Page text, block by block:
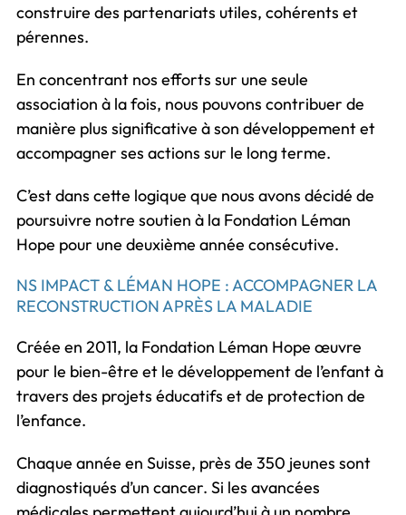
construire des partenariats utiles, cohérents et
pérennes.
En concentrant nos efforts sur une seule
association à la fois, nous pouvons contribuer de
manière plus significative à son développement et
accompagner ses actions sur le long terme.
C’est dans cette logique que nous avons décidé de
poursuivre notre soutien à la Fondation Léman
Hope pour une deuxième année consécutive.
NS IMPACT & LÉMAN HOPE : ACCOMPAGNER LA
RECONSTRUCTION APRÈS LA MALADIE
Créée en 2011, la Fondation Léman Hope œuvre
pour le bien-être et le développement de l’enfant à
travers des projets éducatifs et de protection de
l’enfance.
Chaque année en Suisse, près de 350 jeunes sont
diagnostiqués d’un cancer. Si les avancées